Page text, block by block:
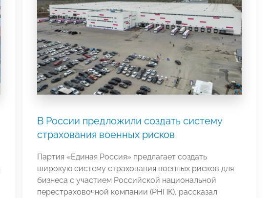
В России предложили создать систему
страхования военных рисков
Партия «Единая Россия» предлагает создать
широкую систему страхования военных рисков для
бизнеса с участием Российской национальной
перестраховочной компании (РНПК), рассказал